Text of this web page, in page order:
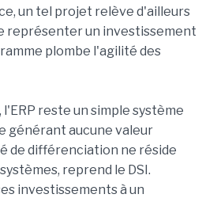
un tel projet relève d'ailleurs
représenter un investissement
plombe l'agilité des
l'ERP reste un simple système
générant aucune valeur
de différenciation ne réside
reprend le DSI.
investissements à un